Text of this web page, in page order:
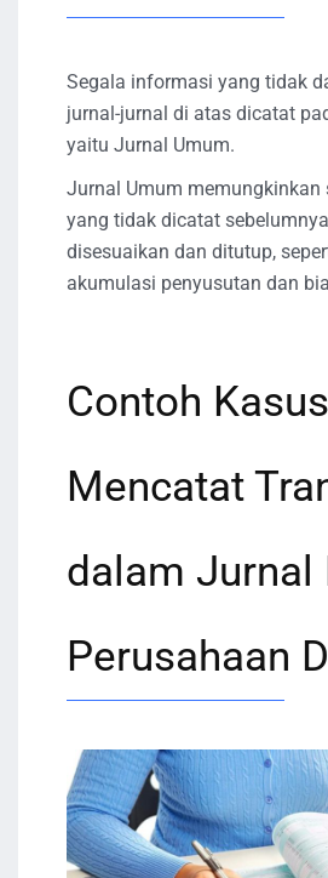
Segala informasi yang tidak
jurnal-jurnal di atas dicatat
yaitu Jurnal Umum.
Jurnal Umum memungkinkan
yang tidak dicatat
disesuaikan dan ditutup,
akumulasi penyusutan dan
Contoh
Mencatat
dalam Jurnal
Perusahaan